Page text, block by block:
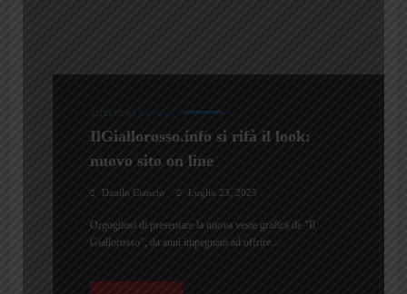
ALTRE NEWS ILG NEWS
IlGiallorosso.info si rifà il look:
nuovo sito on line
Danilo Ciancio Luglio 23, 2025
Orgogliosi di presentare la nuova veste grafica de "Il
Giallorosso", da anni impegnato ad offrire…